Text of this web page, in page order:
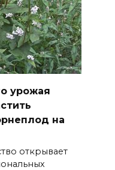
урожая
на
открывает